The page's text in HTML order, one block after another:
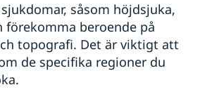
såsom höjdsjuka,
förekomma beroende på
topografi. Det är viktigt att
de specifika regioner du